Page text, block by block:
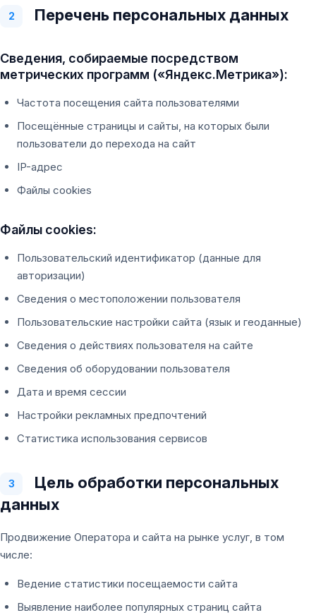
2 Перечень персональных данных
Сведения, собираемые посредством
метрических программ («Яндекс.Метрика»):
Частота посещения сайта пользователями
Посещённые страницы и сайты, на которых были
пользователи до перехода на сайт
IP-адрес
Файлы cookies
Файлы cookies:
Пользовательский идентификатор (данные для
авторизации)
Сведения о местоположении пользователя
Пользовательские настройки сайта (язык и геоданные)
Сведения о действиях пользователя на сайте
Сведения об оборудовании пользователя
Дата и время сессии
Настройки рекламных предпочтений
Статистика использования сервисов
3
Цель обработки персональных
данных
Продвижение Оператора и сайта на рынке услуг, в том
числе:
Ведение статистики посещаемости сайта
Выявление наиболее популярных страниц сайта